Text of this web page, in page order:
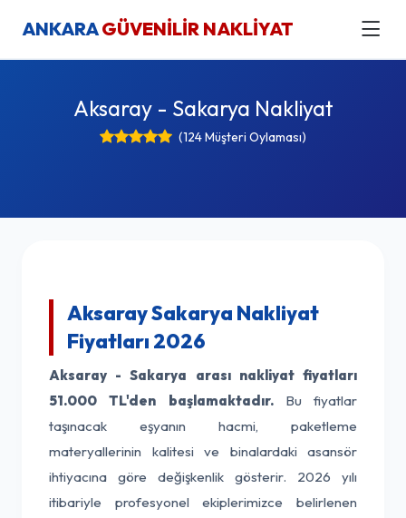
ANKARAGÜVENİLİR NAKLİYAT
Aksaray - Sakarya Nakliyat
(124 Müşteri Oylaması)
Aksaray Sakarya Nakliyat
Fiyatları 2026
Aksaray - Sakarya arası nakliyat fiyatları
51.000 TL'den başlamaktadır.Bu fiyatlar
taşınacak eşyanın hacmi, paketleme
materyallerinin kalitesi ve binalardaki asansör
ihtiyacına göre değişkenlik gösterir. 2026 yılı
itibariyle profesyonel ekiplerimizce belirlenen